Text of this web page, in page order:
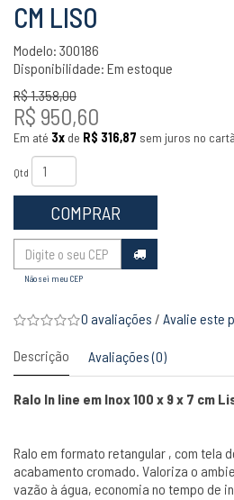
CM LISO
Modelo: 300186
Disponibilidade: Em estoque
R$ 1.358,00
R$ 950,60
Em até 3x de R$ 316,87 sem juros no
Qtd
COMPRAR
Não sei meu CEP
0 avaliações / Avalie este
Descrição Avaliações (0)
Ralo In line em Inox 100 x 9 x 7 cm
Ralo em formato retangular , com tela
acabamento cromado. Valoriza o
vazão à água, economia no tempo de